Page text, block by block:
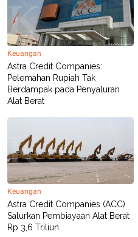
G
A
N
A
N
C
E
A
K
R
J
A
E
M
I
T
E
N
P
R
D
R
T
I
S
I
N
G
K
G
Keuangan
Astra Credit Companies:
Pelemahan Rupiah Tak
Berdampak pada Penyaluran
Alat Berat
Keuangan
Astra Credit Companies (ACC)
Salurkan Pembiayaan Alat Berat
Rp 3,6 Triliun